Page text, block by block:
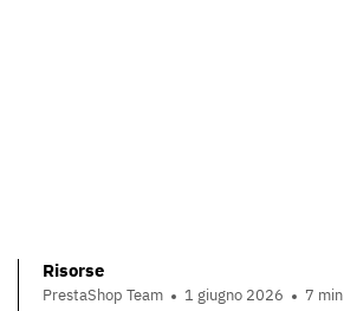
Risorse
PrestaShop Team 1 giugno 2026 7 min